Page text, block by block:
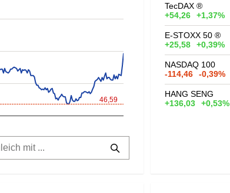
46,59
TecDAX ®
+54,26
+1,37%
E-STOXX 50 ®
+25,58
+0,39%
NASDAQ 100
-114,46
-0,39%
HANG SENG
+136,03
+0,53%